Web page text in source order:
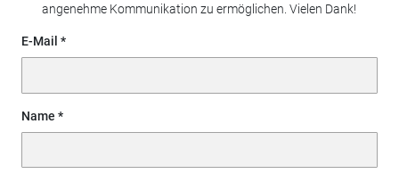
angenehme Kommunikation zu ermöglichen. Vielen Dank!
E-Mail
Name